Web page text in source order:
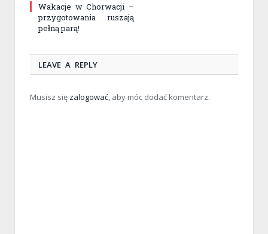
Wakacje w Chorwacji –
przygotowania ruszają
pełną parą!
LEAVE A REPLY
Musisz się zalogować , aby móc dodać komentarz.